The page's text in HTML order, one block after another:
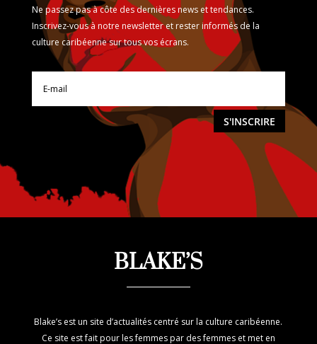
Ne passez pas à côte des dernières news et tendances.
Inscrivez-vous à notre newsletter et rester informés de la
culture caribéenne sur tous vos écrans.
S'INSCRIRE
BLAKE’S
Blake’s est un site d’actualités centré sur la culture caribéenne.
Ce site est fait pour les femmes par des femmes et met en